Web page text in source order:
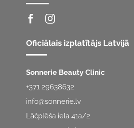
Oficiālais izplatītājs Latvijā
Sonnerie Beauty Clinic
+371 29638632
info@sonnerie.lv
Lāčplēša iela 41a/2